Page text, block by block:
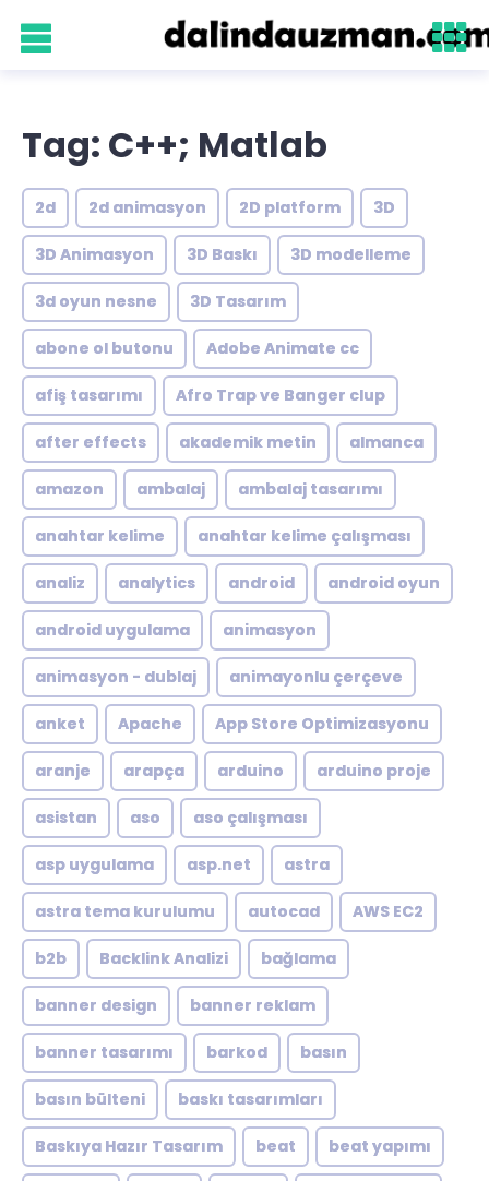
Tag: C++; Matlab
2d 2d animasyon 2D platform 3D
3D Animasyon 3D Baskı 3D modelleme
3d oyun nesne 3D Tasarım
abone ol butonu Adobe Animate cc
afiş tasarımı Afro Trap ve Banger clup
after effects akademik metin almanca
amazon ambalaj ambalaj tasarımı
anahtar kelime anahtar kelime çalışması
analiz analytics android android oyun
android uygulama animasyon
animasyon - dublaj animayonlu çerçeve
anket Apache App Store Optimizasyonu
aranje arapça arduino arduino proje
asistan aso aso çalışması
asp uygulama asp.net astra
astra tema kurulumu autocad AWS EC2
b2b Backlink Analizi bağlama
banner design banner reklam
banner tasarımı barkod basın
basın bülteni baskı tasarımları
Baskıya Hazır Tasarım beat beat yapımı